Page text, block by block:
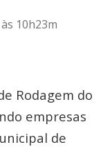
10h23m
Rodagem do
empresas
de